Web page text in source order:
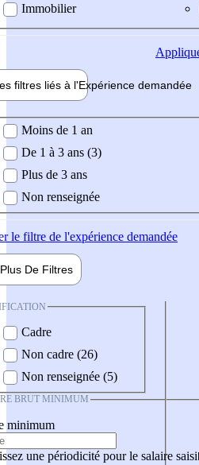
Immobilier
filtres liés à l'Expérience demandée
demandée
Moins de 1 an
De 1 à 3 ans (3)
Plus de 3 ans
Non renseignée
le filtre de l'expérience demandée
Plus De Filtres
Cadre
Non cadre (26)
Non renseignée (5)
BRUT MINIMUM
minimum
une périodicité pour le salaire saisi